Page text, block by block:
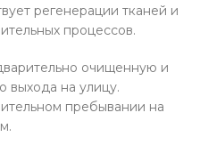
регенерации тканей и
процессов.
очищенную и
выхода на улицу.
пребывании на